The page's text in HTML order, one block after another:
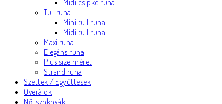
Midi csipke ruha
Tüll ruha
Mini tüll ruha
Midi tüll ruha
Maxi ruha
Elegáns ruha
Plus size méret
Strand ruha
Szettek / Együttesek
Overálok
Női szoknyák